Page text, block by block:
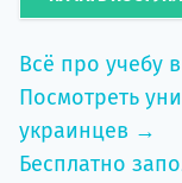
Всё про учебу
Посмотреть
украинцев →
Бесплатно